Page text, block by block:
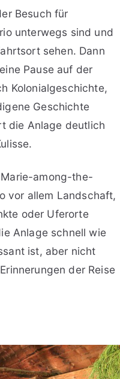
Besuch für
unterwegs sind und
sehen. Dann
Pause auf der
Kolonialgeschichte,
Geschichte
die Anlage deutlich
among-the-
vor allem Landschaft,
oder Uferorte
Anlage schnell wie
ist, aber nicht
der Reise